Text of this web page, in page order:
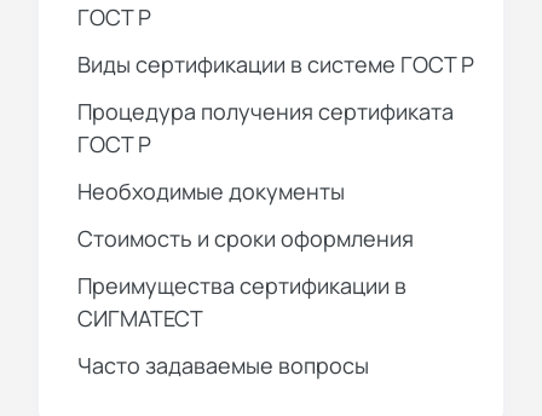
ГОСТ Р
Виды сертификации в системе ГОСТ Р
Процедура получения сертификата
ГОСТ Р
Необходимые документы
Стоимость и сроки оформления
Преимущества сертификации в
СИГМАТЕСТ
Часто задаваемые вопросы